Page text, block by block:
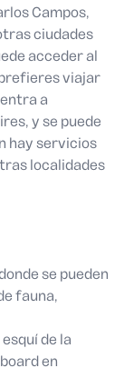
Campos,
ciudades
acceder al
viajar
a
y se puede
hay servicios
localidades
se pueden
fauna,
de la
en